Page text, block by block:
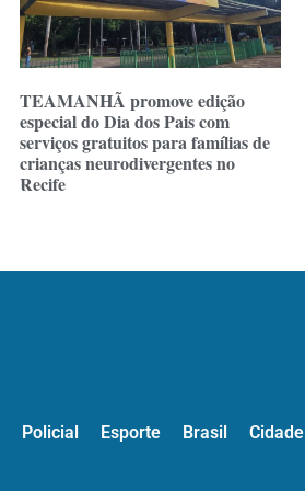
TEAMANHÃ promove edição
especial do Dia dos Pais com
serviços gratuitos para famílias de
crianças neurodivergentes no
Recife
Policial Esporte Brasil Cidade